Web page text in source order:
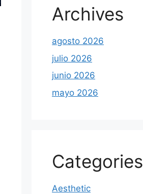
Archives
agosto 2026
julio 2026
junio 2026
mayo 2026
Categories
Aesthetic